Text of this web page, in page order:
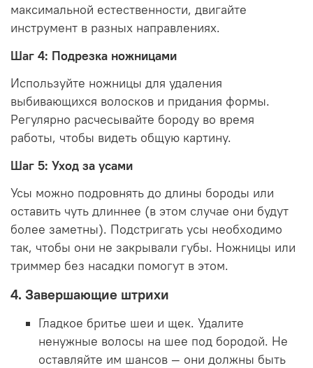
максимальной естественности, двигайте
инструмент в разных направлениях.
Шаг 4: Подрезка ножницами
Используйте ножницы для удаления
выбивающихся волосков и придания формы.
Регулярно расчесывайте бороду во время
работы, чтобы видеть общую картину.
Шаг 5: Уход за усами
Усы можно подровнять до длины бороды или
оставить чуть длиннее (в этом случае они будут
более заметны). Подстригать усы необходимо
так, чтобы они не закрывали губы. Ножницы или
триммер без насадки помогут в этом.
4. Завершающие штрихи
Гладкое бритье шеи и щек. Удалите
ненужные волосы на шее под бородой. Не
оставляйте им шансов — они должны быть